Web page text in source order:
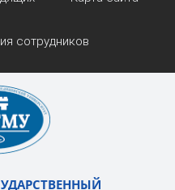
сотрудников